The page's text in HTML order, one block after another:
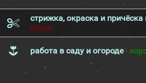
стрижка, окраска и причёска
плохо
работа в саду и огороде-